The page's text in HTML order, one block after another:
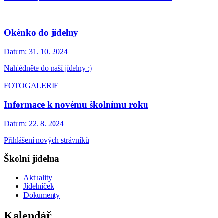
Okénko do jídelny
Datum: 31. 10. 2024
Nahlédněte do naší jídelny :)
FOTOGALERIE
Informace k novému školnímu roku
Datum: 22. 8. 2024
Přihlášení nových strávníků
Školní jídelna
Aktuality
Jídelníček
Dokumenty